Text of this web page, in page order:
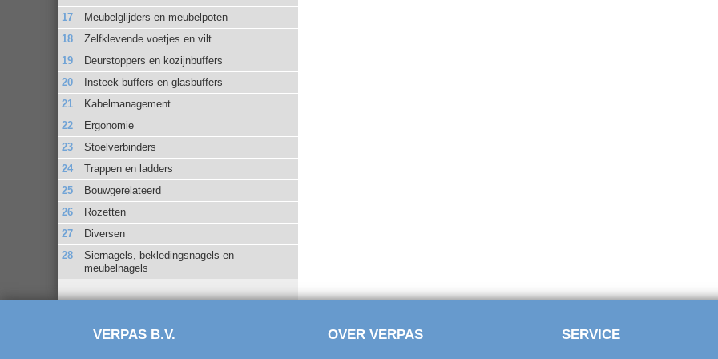
Meubelglijders en meubelpoten
Zelfklevende voetjes en vilt
Deurstoppers en kozijnbuffers
Insteek buffers en glasbuffers
Kabelmanagement
Ergonomie
Stoelverbinders
Trappen en ladders
Bouwgerelateerd
Rozetten
Diversen
Siernagels, bekledingsnagels en
meubelnagels
VERPAS B.V. OVER VERPAS SERVICE